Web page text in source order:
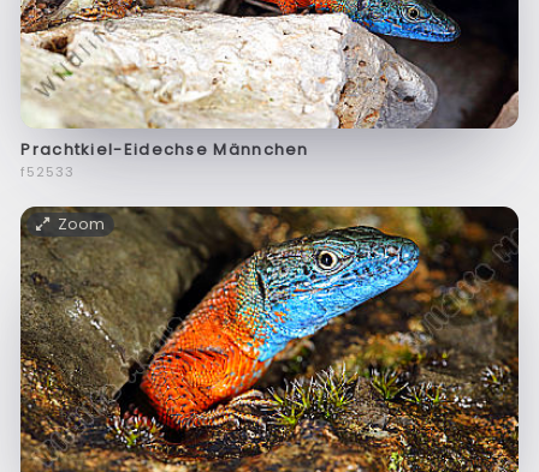
Prachtkiel-Eidechse Männchen
f52533
Zoom